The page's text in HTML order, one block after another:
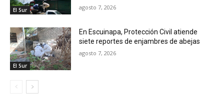
El Sur agosto 7, 2026
El Sur
En Escuinapa, Protección Civil atiende
siete reportes de enjambres de abejas
agosto 7, 2026